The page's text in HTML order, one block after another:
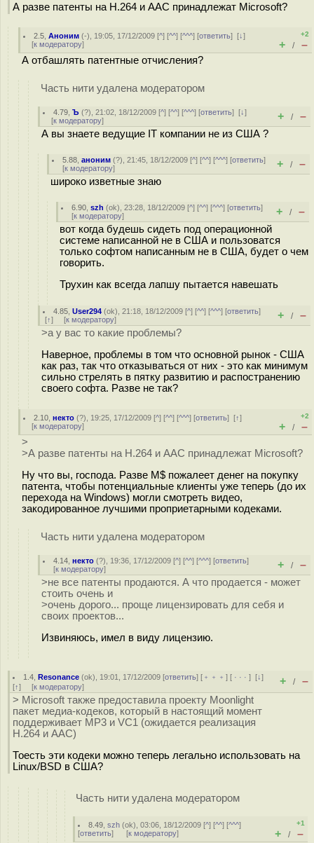
А разве патенты на H.264 и AAC принадлежат Microsoft?
2.5 ,Аноним (-), 19:05, 17/12/2009 [^] [^^] [^^^] [ответить][↓]
[к модератору]
+2
+ / –
А отбашлять патентные отчисления?
Часть нити удалена модератором
4.79 ,Ъ (?), 21:02, 18/12/2009 [^] [^^] [^^^] [ответить][↓]
[к модератору] + / –
А вы знаете ведущие IT компании не из США ?
5.88 ,аноним (?), 21:45, 18/12/2009 [^] [^^] [^^^] [ответить]
[к модератору] + / –
широко изветные знаю
6.90 ,szh (ok), 23:28, 18/12/2009 [^] [^^] [^^^] [ответить]
[к модератору] + / –
вот когда будешь сидеть под операционной
системе написанной не в США и пользоватся
только софтом написанным не в США, будет о чем
говорить.
Трухин как всегда лапшу пытается навешать
4.85 ,User294 (ok), 21:18, 18/12/2009 [^] [^^] [^^^] [ответить]
[↑] [к модератору] + / –
>а у вас то какие проблемы?
Наверное, проблемы в том что основной рынок - США
как раз, так что отказываться от них - это как минимум
сильно стрелять в пятку развитию и распостранению
своего софта. Разве не так?
2.10 ,некто (?), 19:25, 17/12/2009 [^] [^^] [^^^] [ответить][↑]
[к модератору]
+2
+ / –
>
>А разве патенты на H.264 и AAC принадлежат Microsoft?
Ну что вы, господа. Разве M$ пожалеет денег на покупку
патента, чтобы потенциальные клиенты уже теперь (до их
перехода на Windows) могли смотреть видео,
закодированное лучшими проприетарными кодеками.
Часть нити удалена модератором
4.14 ,некто (?), 19:36, 17/12/2009 [^] [^^] [^^^] [ответить]
[к модератору] + / –
>не все патенты продаются. А что продается - может
стоить очень и
>очень дорого... проще лицензировать для себя и
своих проектов...
Извиняюсь, имел в виду лицензию.
1.4 ,Resonance (ok), 19:01, 17/12/2009 [ответить] [ ﹢﹢﹢] [ · · ·][↓]
[↑] [к модератору] + / –
> Microsoft также предоставила проекту Moonlight
пакет медиа-кодеков, который в настоящий момент
поддерживает MP3 и VC1 (ожидается реализация
H.264 и AAC)
Тоесть эти кодеки можно теперь легально использовать на
Linux/BSD в США?
Часть нити удалена модератором
8.49 ,szh (ok), 03:06, 18/12/2009 [^] [^^] [^^^]
[ответить] [к модератору]
+1
+ / –